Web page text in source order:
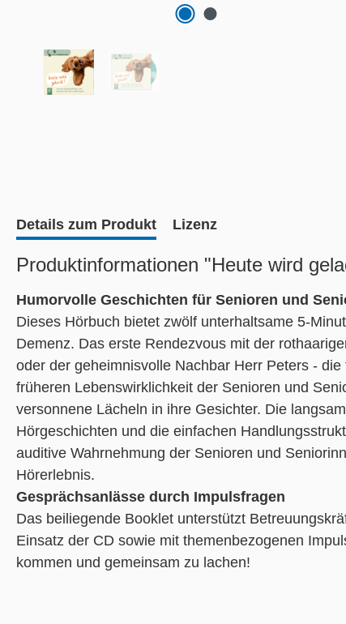
Details zum Produkt Lizenz
Produktinformationen "Heute wird
Humorvolle Geschichten für Senioren und
Dieses Hörbuch bietet zwölf unterhaltsame 5-
Demenz. Das erste Rendezvous mit der
oder der geheimnisvolle Nachbar Herr Peters -
früheren Lebenswirklichkeit der Senioren und
versonnene Lächeln in ihre Gesichter. Die
Hörgeschichten und die einfachen
auditive Wahrnehmung der Senioren und
Hörerlebnis.
Gesprächsanlässe durch Impulsfragen
Das beiliegende Booklet unterstützt
Einsatz der CD sowie mit themenbezogenen
kommen und gemeinsam zu lachen!